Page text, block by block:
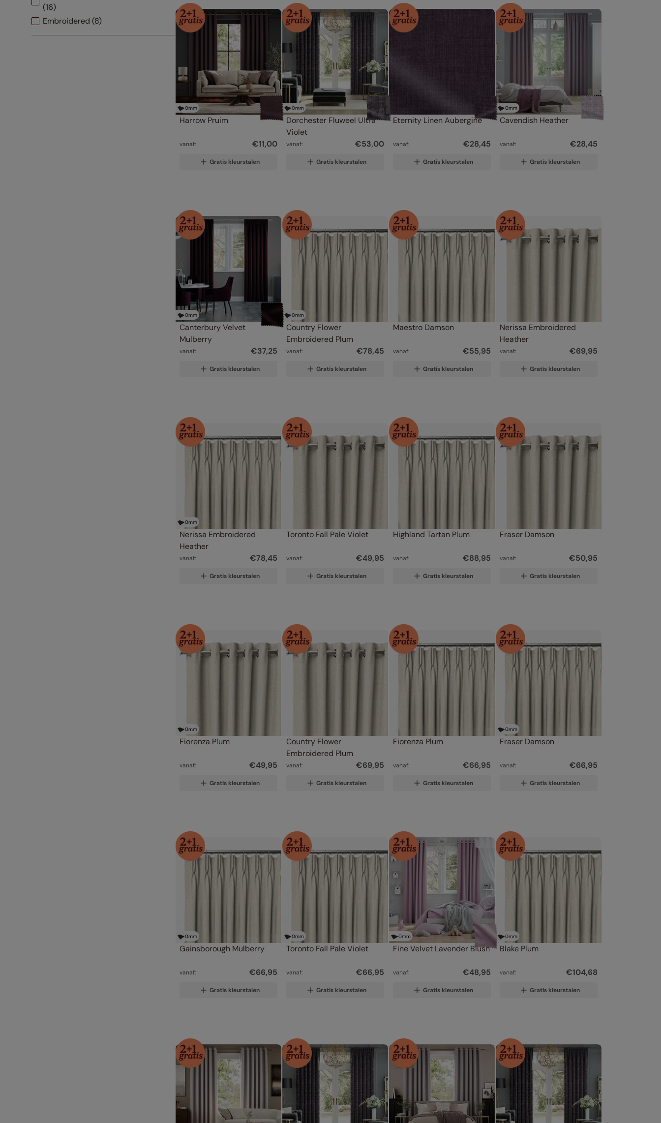
(16)
Embroidered (8)
0mm
Harrow Pruim
vanaf: €11,00
Gratis kleurstalen
0mm
Dorchester Fluweel Ultra
Violet
vanaf: €53,00
Gratis kleurstalen
Eternity Linen Aubergine
vanaf: €28,45
Gratis kleurstalen
0mm
Cavendish Heather
vanaf: €28,45
Gratis kleurstalen
0mm
Canterbury Velvet
Mulberry
vanaf: €37,25
Gratis kleurstalen
0mm
Country Flower
Embroidered Plum
vanaf: €78,45
Gratis kleurstalen
Maestro Damson
vanaf: €55,95
Gratis kleurstalen
Nerissa Embroidered
Heather
vanaf: €69,95
Gratis kleurstalen
0mm
Nerissa Embroidered
Heather
vanaf: €78,45
Gratis kleurstalen
Toronto Fall Pale Violet
vanaf: €49,95
Gratis kleurstalen
Highland Tartan Plum
vanaf: €88,95
Gratis kleurstalen
Fraser Damson
vanaf: €50,95
Gratis kleurstalen
0mm
Fiorenza Plum
vanaf: €49,95
Gratis kleurstalen
Country Flower
Embroidered Plum
vanaf: €69,95
Gratis kleurstalen
Fiorenza Plum
vanaf: €66,95
Gratis kleurstalen
0mm
Fraser Damson
vanaf: €66,95
Gratis kleurstalen
0mm
Gainsborough Mulberry
vanaf: €66,95
Gratis kleurstalen
0mm
Toronto Fall Pale Violet
vanaf: €66,95
Gratis kleurstalen
0mm
Fine Velvet Lavender Blush
vanaf: €48,95
Gratis kleurstalen
0mm
Blake Plum
vanaf: €104,68
Gratis kleurstalen